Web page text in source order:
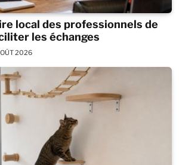
local des professionnels de
les échanges
2026